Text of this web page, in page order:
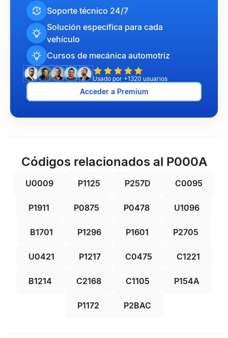
Soporte técnico 24/7
Solución específica para cada
vehículo
Cursos de mecánica automotriz
Usado por +1320 usuarios
Acceder a Premium
Códigos relacionados al P000A
U0009 P1125 P257D C0095
P1911 P0875 P0478 U1096
B1701 P1296 P1601 P2705
U0421 P1217 C0475 C1221
B1214 C2168 C1105 P154A
P1172 P2BAC